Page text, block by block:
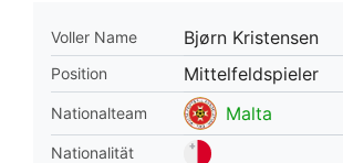
Voller Name Bjørn Kristensen
Position Mittelfeldspieler
Nationalteam Malta
Nationalität